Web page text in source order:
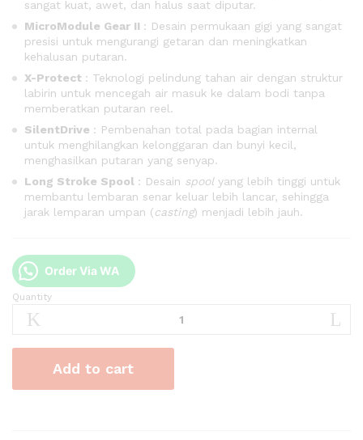
sangat kuat, awet, dan halus saat diputar.
MicroModule Gear II : Desain permukaan gigi yang sangat
presisi untuk mengurangi getaran dan meningkatkan
kehalusan putaran.
X-Protect : Teknologi pelindung tahan air dengan struktur
labirin untuk mencegah air masuk ke dalam bodi tanpa
memberatkan putaran reel.
SilentDrive : Pembenahan total pada bagian internal
untuk menghilangkan kelonggaran dan bunyi kecil,
menghasilkan putaran yang senyap.
Long Stroke Spool : Desain spoolyang lebih tinggi untuk
membantu lembaran senar keluar lebih lancar, sehingga
jarak lemparan umpan (casting) menjadi lebih jauh.
Order Via WA
Shimano
Ultegra
quantity
Quantity
Add to cart